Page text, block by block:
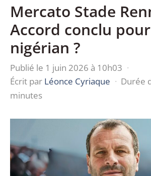
Mercato Stade
Accord conclu
nigérian ?
Publié le 1 juin 2026 à 10h03 ·
Écrit par Léonce Cyriaque · Durée
minutes